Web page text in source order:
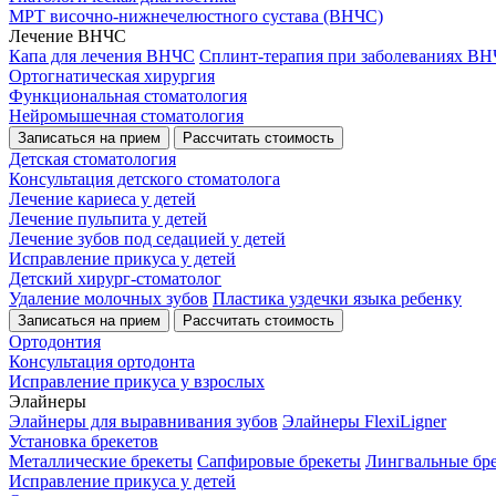
МРТ височно-нижнечелюстного сустава (ВНЧС)
Лечение ВНЧС
Капа для лечения ВНЧС Сплинт-терапия при заболеваниях
Ортогнатическая хирургия
Функциональная стоматология
Нейромышечная стоматология
Записаться на прием Рассчитать стоимость
Детская стоматология
Консультация детского стоматолога
Лечение кариеса у детей
Лечение пульпита у детей
Лечение зубов под седацией у детей
Исправление прикуса у детей
Детский хирург-стоматолог
Удаление молочных зубов Пластика уздечки языка ребенку
Записаться на прием Рассчитать стоимость
Ортодонтия
Консультация ортодонта
Исправление прикуса у взрослых
Элайнеры
Элайнеры для выравнивания зубов Элайнеры FlexiLigner
Установка брекетов
Металлические брекеты Сапфировые брекеты Лингвальные
Исправление прикуса у детей